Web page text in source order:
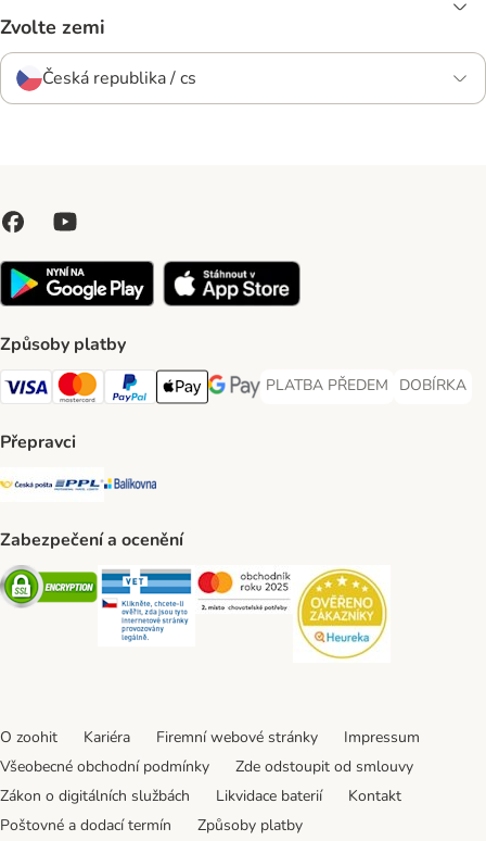
Zvolte zemi
Česká republika / cs
Způsoby platby
Visa Payment Method
Mastercard Payment Method
PayPal Payment Method
Apple pay Payment Method
GooglePay Payment Method
PLATBA PŘEDEM
PLATBA PŘEDEM Payment
DOBÍRKA
DOBÍRKA
Přepravci
Česká pošta Shipping Method
PPL Shipping Method
Balíkovna Shipping Method
Zabezpečení a ocenění
Security Security Security
O zoohit Kariéra Firemní webové stránky
Impressum
Všeobecné obchodní podmínky
Zde odstoupit od smlouvy
Zákon o digitálních službách
Likvidace baterií
Kontakt
Poštovné a dodací termín
Způsoby platby